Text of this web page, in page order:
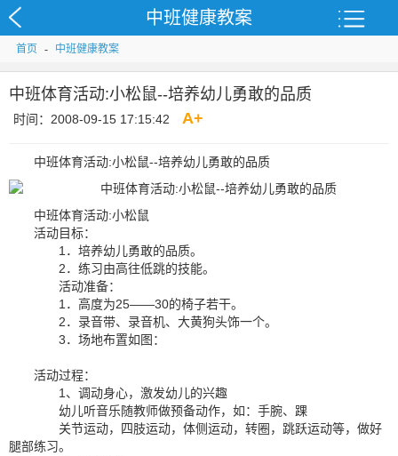
中班健康教案
首页 - 中班健康教案
中班体育活动:小松鼠--培养幼儿勇敢的品质
时间：2008-09-15 17:15:42 A+
中班体育活动:小松鼠--培养幼儿勇敢的品质
中班体育活动:小松鼠
活动目标：
1．培养幼儿勇敢的品质。
2．练习由高往低跳的技能。
活动准备：
1．高度为25——30的椅子若干。
2．录音带、录音机、大黄狗头饰一个。
3．场地布置如图：
活动过程：
1、调动身心，激发幼儿的兴趣
幼儿听音乐随教师做预备动作，如：手腕、踝
关节运动，四肢运动，体侧运动，转圈，跳跃运动等，做好
腿部练习。